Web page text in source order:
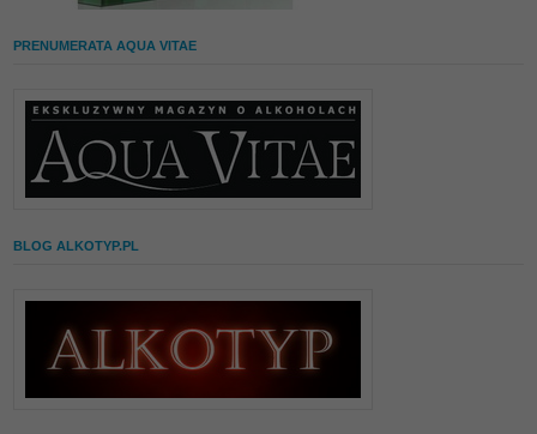
PRENUMERATA AQUA VITAE
BLOG ALKOTYP.PL